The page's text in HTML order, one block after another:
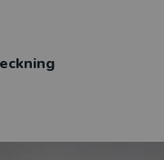
som direkt möter
är en